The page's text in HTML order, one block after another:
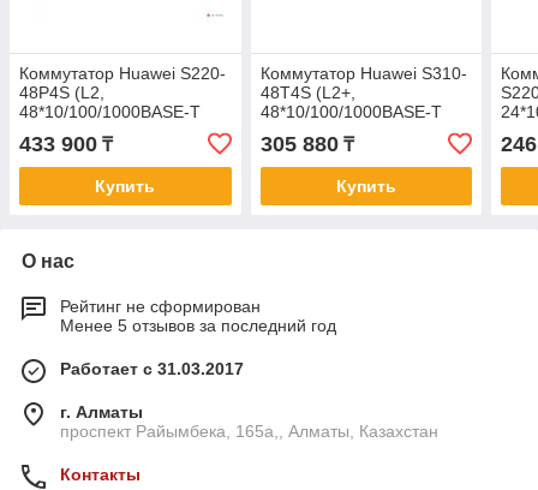
Коммутатор Huawei S220-
48P4S (L2,
48*10/100/1000BASE-T
ports 380W PoE+, 4*GE
SFP ports, AC power)
433 900 ₸
Купить
Коммутатор Huawei S310-
48T4S (L2+,
48*10/100/1000BASE-T
ports, 4*GE SFP ports, AC
power)
305 880₸
Купить
AC
О нас
Рейтинг не сформирован
Менее 5 отзывов за последний год
Работает с 31.03.2017
г. Алматы
проспект Райымбека, 165а,, Алматы, Казахстан
Контакты